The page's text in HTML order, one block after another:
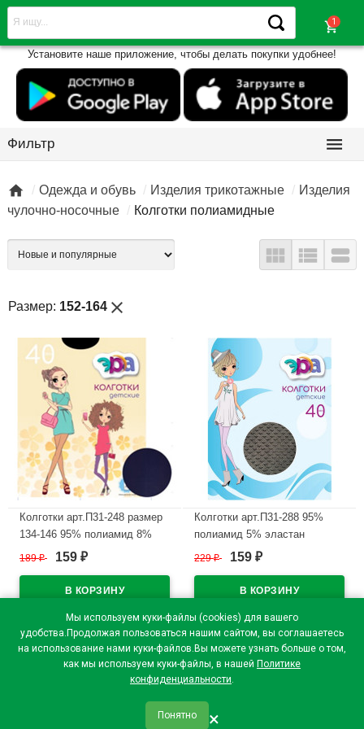
Мы используем куки-файлы (cookies) для вашего
удобства.Продолжая пользоваться нашим сайтом, вы соглашаетесь
на использование нами куки-файлов.Вы можете узнать больше о том,
как мы используем куки-файлы, в нашей Политике
конфиденциальности.
Понятно ×
shopping_cart
Установите наше приложение, чтобы делать покупки удобнее!
Фильтр 
 Одежда и обувь Изделия трикотажные
Изделия
чулочно-носочные
Колготки полиамидные
  
Размер: 152-164 close
Колготки арт.П31-248 размер
134-146 95% полиамид 8%
эластан Детские цвет черный
189₽ 159 ₽
Колготки арт.П31-288 95%
полиамид 5% эластан
Сердечки цвет черный (Эра)
229₽ 159 ₽